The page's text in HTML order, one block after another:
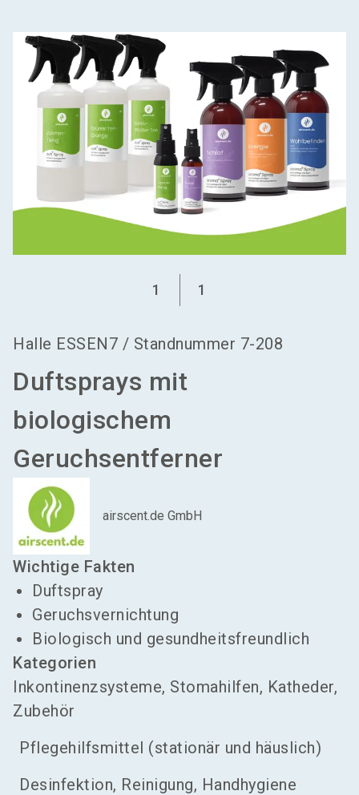
search
1 1
Halle ESSEN7 / Standnummer 7-208
Duftsprays mit
biologischem
Geruchsentferner
airscent.de GmbH
Wichtige Fakten
Duftspray
Geruchsvernichtung
Biologisch und gesundheitsfreundlich
Kategorien
Inkontinenzsysteme, Stomahilfen, Katheder,
Zubehör
Pflegehilfsmittel (stationär und häuslich)
Desinfektion, Reinigung, Handhygiene